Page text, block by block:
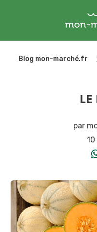
Blog mon-marché.fr
LE
par